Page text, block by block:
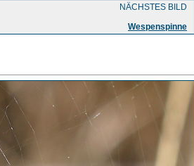
NÄCHSTES BILD
Wespenspinne